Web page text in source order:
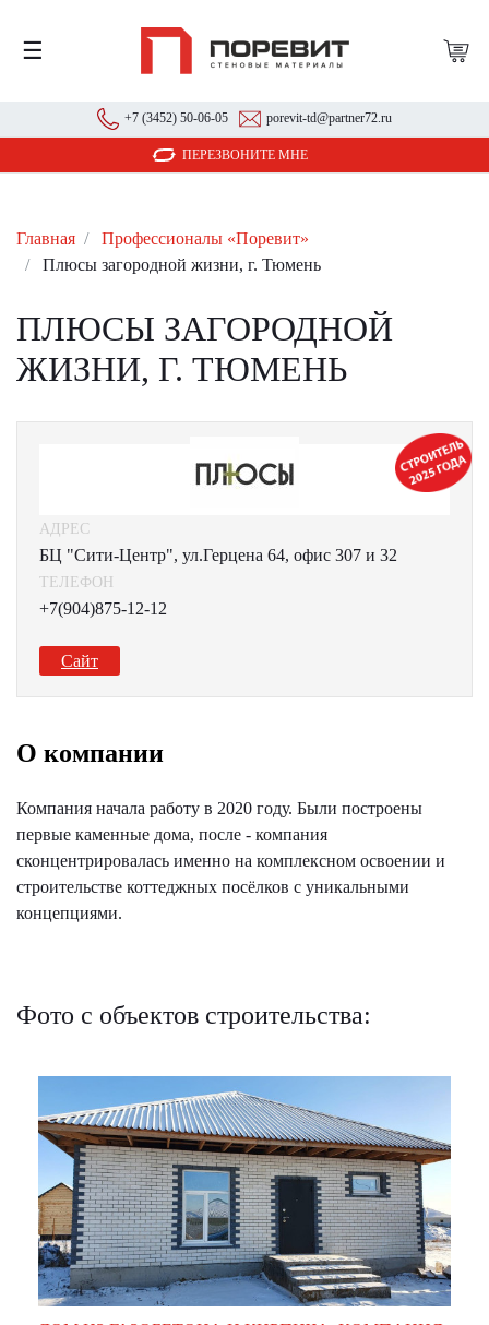
☰
+7 (3452) 50-06-05 porevit-td@partner72.ru
ПЕРЕЗВОНИТЕ МНЕ
Главная
Профессионалы «Поревит»
Плюсы загородной жизни, г. Тюмень
ПЛЮСЫ ЗАГОРОДНОЙ
ЖИЗНИ, Г. ТЮМЕНЬ
АДРЕС
БЦ "Сити-Центр", ул.Герцена 64, офис 307 и 32
ТЕЛЕФОН
+7(904)875-12-12
Сайт
О компании
Компания начала работу в 2020 году. Были построены
первые каменные дома, после - компания
сконцентрировалась именно на комплексном освоении и
строительстве коттеджных посёлков с уникальными
концепциями.
Фото с объектов строительства: